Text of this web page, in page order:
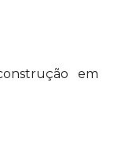
em